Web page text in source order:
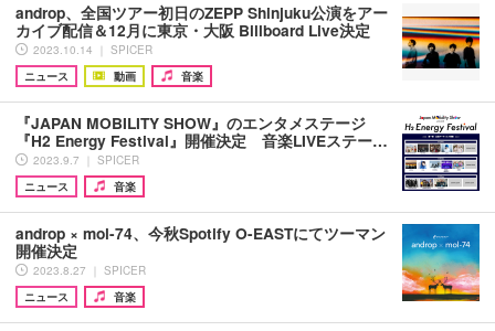
androp、全国ツアー初日のZEPP Shinjuku公演をアー
カイブ配信＆12月に東京・大阪 Billboard Live決定
2023.10.14 ｜ SPICER
ニュース
動画 音楽
『JAPAN MOBILITY SHOW』のエンタメステージ
『H2 Energy Festival』開催決定 音楽LIVEステー…
2023.9.7 ｜ SPICER
ニュース
音楽
androp × mol-74、今秋Spotify O-EASTにてツーマン
開催決定
2023.8.27 ｜ SPICER
ニュース
音楽